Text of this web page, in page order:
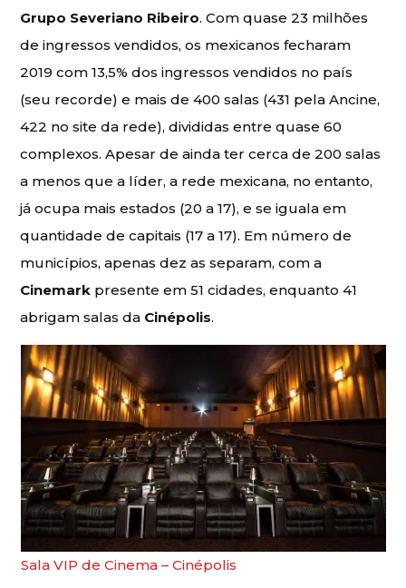
Grupo Severiano Ribeiro. Com quase 23 milhões
de ingressos vendidos, os mexicanos fecharam
2019 com 13,5% dos ingressos vendidos no país
(seu recorde) e mais de 400 salas (431 pela Ancine,
422 no site da rede), divididas entre quase 60
complexos. Apesar de ainda ter cerca de 200 salas
a menos que a líder, a rede mexicana, no entanto,
já ocupa mais estados (20 a 17), e se iguala em
quantidade de capitais (17 a 17). Em número de
municípios, apenas dez as separam, com a
Cinemark presente em 51 cidades, enquanto 41
abrigam salas da Cinépolis.
Sala VIP de Cinema – Cinépolis